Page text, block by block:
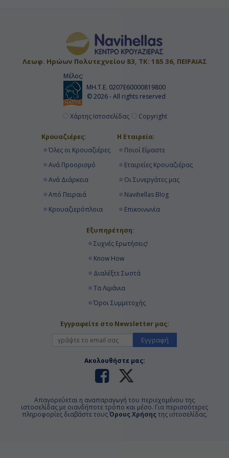
Λεωφ. Ηρώων Πολυτεχνείου 83, ΤΚ: 185 36, ΠΕΙΡΑΙΑΣ
Μέλος:
ΜΗ.Τ.Ε. 0207Ε60000819800
© 2026 - All rights reserved
Χάρτης Ιστοσελίδας Copyright
Κρουαζιέρες:
Όλες οι Κρουαζιέρες
Ανά Προορισμό
Ανά Διάρκεια
Από Πειραιά
Κρουαζιερόπλοια
Η Εταιρεία:
Ποιοί Είμαστε
Εταιρείες Κρουαζιέρας
Οι Συνεργάτες μας
Navihellas Blog
Επικοινωνία
Εξυπηρέτηση:
Συχνές Ερωτήσεις!
Know How
Διαλέξτε Σωστά
Τα Λιμάνια
Όροι Συμμετοχής
Εγγραφείτε στο Newsletter μας:
Εγγραφή
Ακολουθήστε μας:
Απαγορεύεται η αναπαραγωγή του περιεχομένου της
ιστοσελίδας με οιανδήποτε τρόπο και μέσο. Για περισσότερες
πληροφορίες διαβάστε τουςΌρους Χρήσης της ιστοσελίδας.